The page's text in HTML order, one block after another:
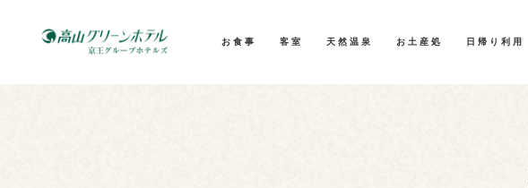
お食事 客室 天然温泉 お土産処 日帰り利用